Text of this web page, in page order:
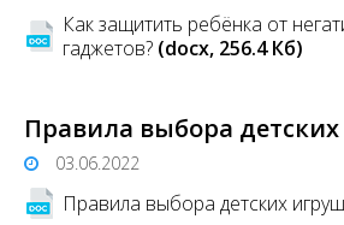
Как защитить ребёнка от
гаджетов? (docx, 256.4 Кб)
Правила выбора
03.06.2022
Правила выбора детских